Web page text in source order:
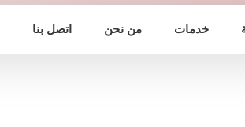
خدمات من نحن اتصل بنا